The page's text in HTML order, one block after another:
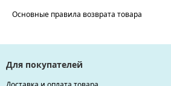
Основные правила возврата товара
Для покупателей